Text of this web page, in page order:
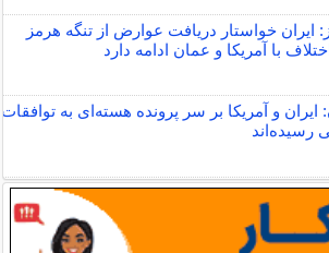
ایران خواستار دریافت عوارض از تنگه هرمز
با آمریکا و عمان ادامه دارد
ایران و آمریکا بر سر پرونده هسته‌ای به توافقات
رسیده‌اند